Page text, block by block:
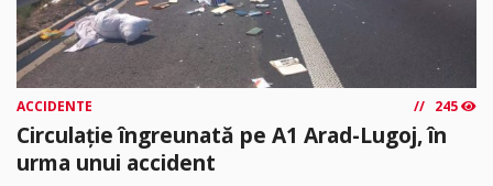
ACCIDENTE 245
Circulație îngreunată pe A1 Arad-Lugoj, în
urma unui accident